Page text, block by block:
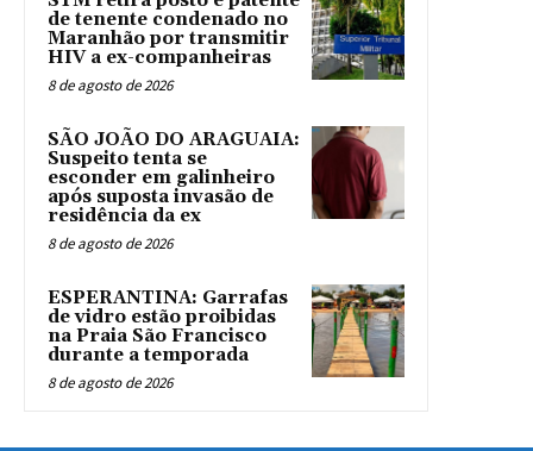
de tenente condenado no
Maranhão por transmitir
HIV a ex-companheiras
8 de agosto de 2026
SÃO JOÃO DO ARAGUAIA:
Suspeito tenta se
esconder em galinheiro
após suposta invasão de
residência da ex
8 de agosto de 2026
ESPERANTINA: Garrafas
de vidro estão proibidas
na Praia São Francisco
durante a temporada
8 de agosto de 2026